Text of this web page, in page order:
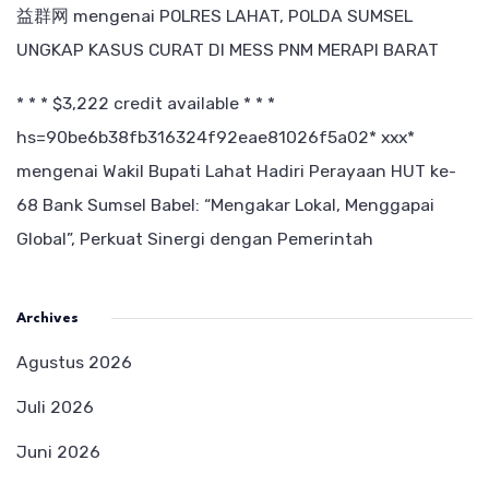
益群网 mengenai POLRES LAHAT, POLDA SUMSEL
UNGKAP KASUS CURAT DI MESS PNM MERAPI BARAT
* * * $3,222 credit available * * *
hs=90be6b38fb316324f92eae81026f5a02* ххх*
mengenai Wakil Bupati Lahat Hadiri Perayaan HUT ke-
68 Bank Sumsel Babel: “Mengakar Lokal, Menggapai
Global”, Perkuat Sinergi dengan Pemerintah
Archives
Agustus 2026
Juli 2026
Juni 2026